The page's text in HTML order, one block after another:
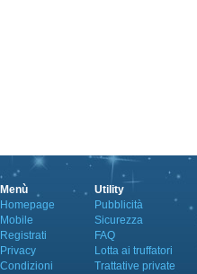
Menù
Homepage
Mobile
Registrati
Privacy
Condizioni
Utility
Pubblicità
Sicurezza
FAQ
Lotta ai truffatori
Trattative private